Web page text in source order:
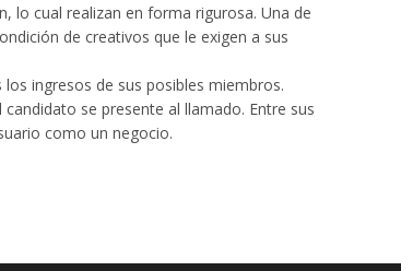
lo cual realizan en forma rigurosa. Una de
de creativos que le exigen a sus
ingresos de sus posibles miembros.
se presente al llamado. Entre sus
como un negocio.